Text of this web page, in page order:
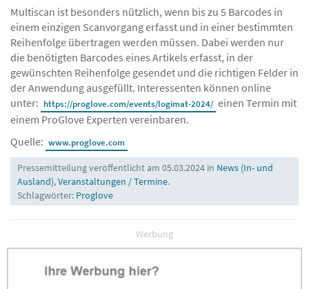
Multiscan ist besonders nützlich, wenn bis zu 5 Barcodes in
einem einzigen Scanvorgang erfasst und in einer bestimmten
Reihenfolge übertragen werden müssen. Dabei werden nur
die benötigten Barcodes eines Artikels erfasst, in der
gewünschten Reihenfolge gesendet und die richtigen Felder in
der Anwendung ausgefüllt. Interessenten können online
unter: https://proglove.com/events/logimat-2024/ einen Termin mit
einem ProGlove Experten vereinbaren.
Quelle: www.proglove.com
Pressemitteilung veröffentlicht am 05.03.2024 in News (In- und
Ausland),Veranstaltungen / Termine.
Schlagwörter: Proglove
Werbung